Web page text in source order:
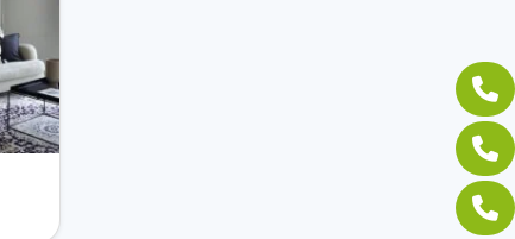
Ver Gradas sin contra huella